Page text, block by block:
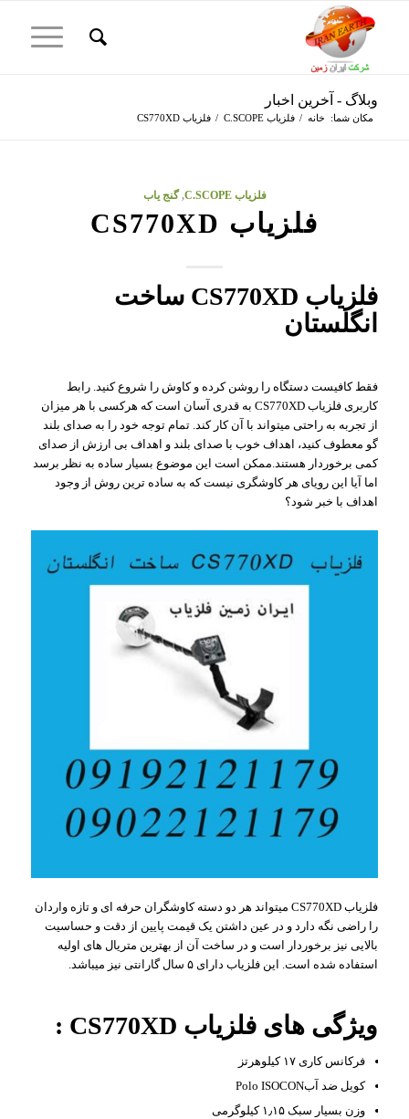
وبلاگ - آخرین اخبار
مکان شما: خانه / فلزیاب C.SCOPE / فلزیاب CS770XD
فلزیاب C.SCOPE ,گنج یاب
فلزیاب CS770XD
فلزیاب CS770XD ساخت
انگلستان
فقط کافیست دستگاه را روشن کرده و کاوش را شروع کنید. رابط
کاربری فلزیاب CS770XD به قدری آسان است که هرکسی با هر میزان
از تجربه به راحتی میتواند با آن کار کند. تمام توجه خود را به صدای بلند
گو معطوف کنید، اهداف خوب با صدای بلند و اهداف بی ارزش از صدای
کمی برخوردار هستند.ممکن است این موضوع بسیار ساده به نظر برسد
اما آیا این رویای هر کاوشگری نیست که به ساده ترین روش از وجود
اهداف با خبر شود؟
فلزیاب CS770XD میتواند هر دو دسته کاوشگران حرفه ای و تازه واردان
را راضی نگه دارد و در عین داشتن یک قیمت پایین از دقت و حساسیت
بالایی نیز برخوردار است و در ساخت آن از بهترین متریال های اولیه
استفاده شده است. این فلزیاب دارای ۵ سال گارانتی نیز میباشد.
ویژگی های فلزیاب CS770XD :
فرکانس کاری ۱۷ کیلوهرتز
کویل ضد آبPolo ISOCON
وزن بسیار سبک ۱٫۱۵ کیلوگرمی